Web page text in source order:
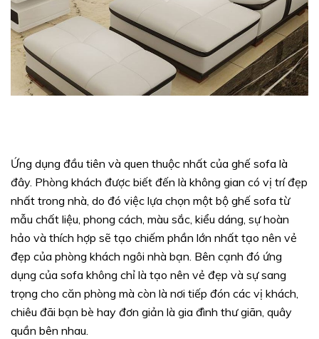
Ứng dụng đầu tiên và quen thuộc nhất của ghế sofa là
đây. Phòng khách được biết đến là không gian có vị trí đẹp
nhất trong nhà, do đó việc lựa chọn một bộ ghế sofa từ
mẫu chất liệu, phong cách, màu sắc, kiểu dáng, sự hoàn
hảo và thích hợp sẽ tạo chiếm phần lớn nhất tạo nên vẻ
đẹp của phòng khách ngôi nhà bạn. Bên cạnh đó ứng
dụng của sofa không chỉ là tạo nên vẻ đẹp và sự sang
trọng cho căn phòng mà còn là nơi tiếp đón các vị khách,
chiêu đãi bạn bè hay đơn giản là gia đình thư giãn, quây
quần bên nhau.